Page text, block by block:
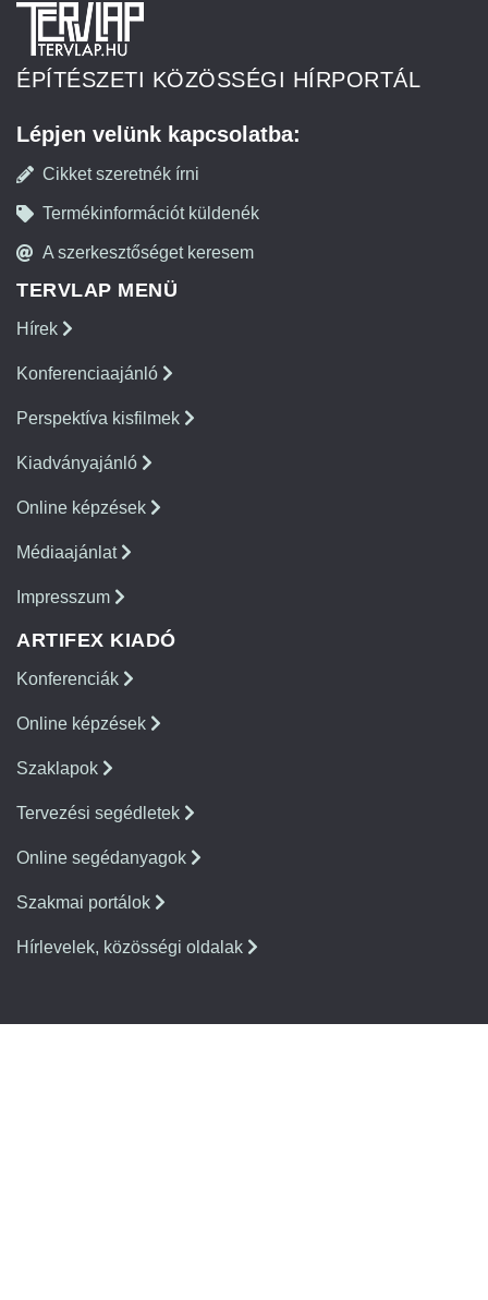
ÉPÍTÉSZETI KÖZÖSSÉGI HÍRPORTÁL
Lépjen velünk kapcsolatba:
Cikket szeretnék írni
Termékinformációt küldenék
A szerkesztőséget keresem
TERVLAP MENÜ
Hírek
Konferenciaajánló
Perspektíva kisfilmek
Kiadványajánló
Online képzések
Médiaajánlat
Impresszum
ARTIFEX KIADÓ
Konferenciák
Online képzések
Szaklapok
Tervezési segédletek
Online segédanyagok
Szakmai portálok
Hírlevelek, közösségi oldalak